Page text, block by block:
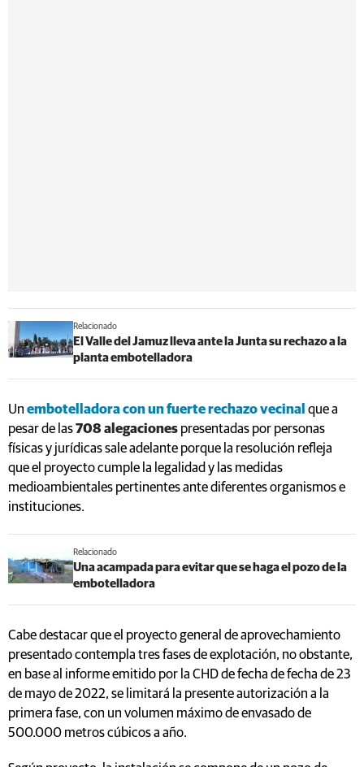
Relacionado
El Valle del Jamuz lleva ante la Junta su rechazo a la
planta embotelladora
Un embotelladora con un fuerte rechazo vecinal que a
pesar de las708 alegaciones presentadas por personas
físicas y jurídicas sale adelante porque la resolución refleja
que el proyecto cumple la legalidad y las medidas
medioambientales pertinentes ante diferentes organismos e
instituciones.
Relacionado
Una acampada para evitar que se haga el pozo de la
embotelladora
Cabe destacar que el proyecto general de aprovechamiento
presentado contempla tres fases de explotación, no obstante,
en base al informe emitido por la CHD de fecha de fecha de 23
de mayo de 2022, se limitará la presente autorización a la
primera fase, con un volumen máximo de envasado de
500.000 metros cúbicos a año.